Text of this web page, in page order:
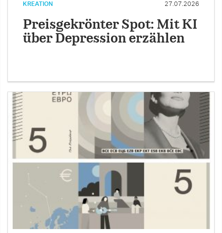
KREATION 27.07.2026
Preisgekrönter Spot: Mit KI
über Depression erzählen